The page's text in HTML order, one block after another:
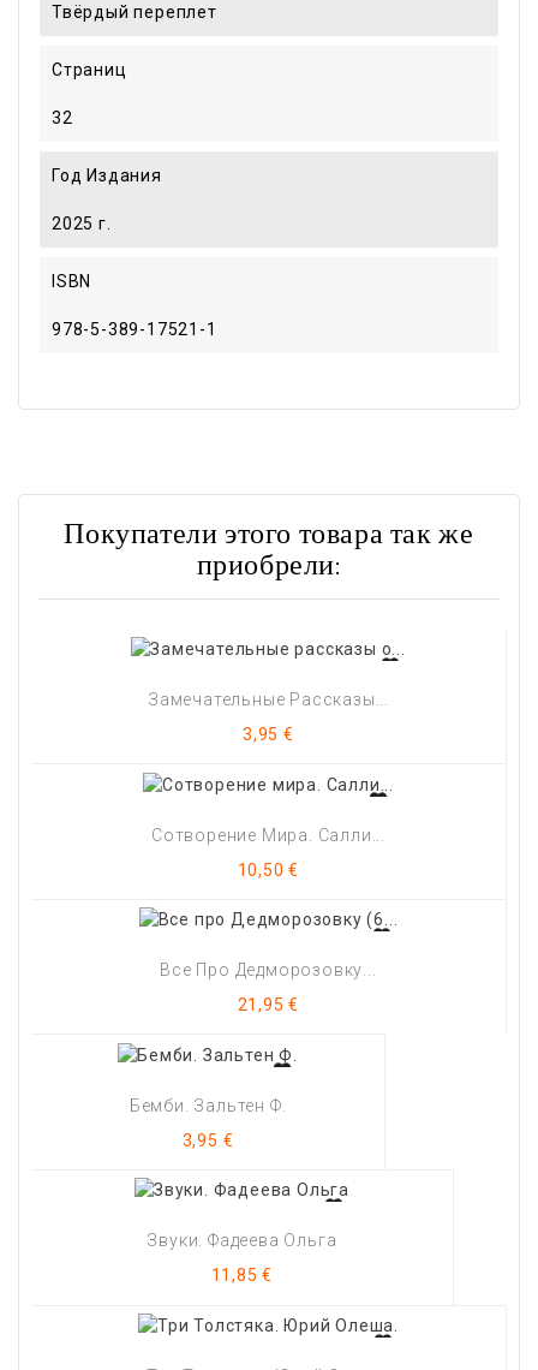
Твёрдый переплет
Страниц
32
Год Издания
2025 г.
ISBN
978-5-389-17521-1
Покупатели этого товара так же
приобрели:
Замечательные Рассказы...
Цена
3,95 €
Сотворение Мира. Салли...
Цена
10,50 €
Все Про Дедморозовку...
Цена
21,95 €
Бемби. Зальтен Ф.
Цена
3,95 €
Звуки. Фадеева Ольга
Цена
11,85 €